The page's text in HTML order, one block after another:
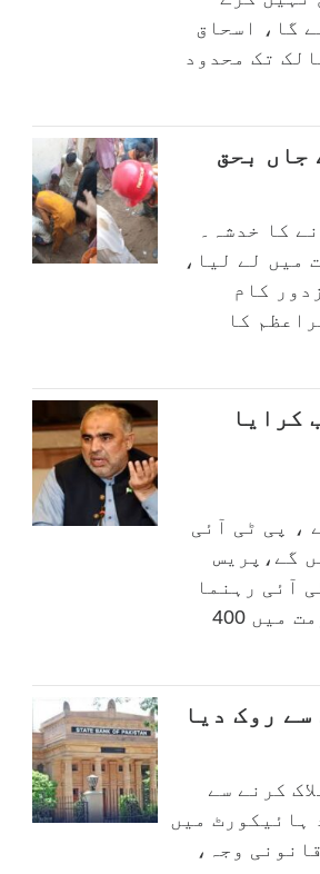
گا، اسحاق
معاہدوں کی خلاف ورزی کے نتائج 2ممالک تک محدود
کا خدشہ۔
میں لے لیا،
کام
ووزیراعظم کا
کرایا
، پی ٹی آئی
گے،پریس
آئی رہنما
اسد قیصر نے دعوی کیا ہے کہ تحریک انصاف کے دور حکومت میں 400
روک دیا
کرنے سے
ہائیکورٹ میں
وجہ،